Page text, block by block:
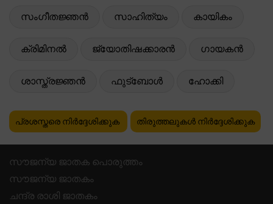
സംഗീതജ്ഞൻ സാഹിത്യം കായികം
ക്രിമിനൽ ജ്യോതിഷക്കാരൻ ഗായകൻ
ശാസ്ത്രജ്ഞൻ ഫുട്ബോൾ ഹോക്കി
പ്രശസ്തരെ നിർദ്ദേശിക്കുക തിരുത്തലുകൾ നിർദ്ദേശിക്കുക
സൗജന്യ ജാതക പൊരുത്തം
സൗജന്യ ജാതകം
ചന്ദ്ര രാശി ജാതകം